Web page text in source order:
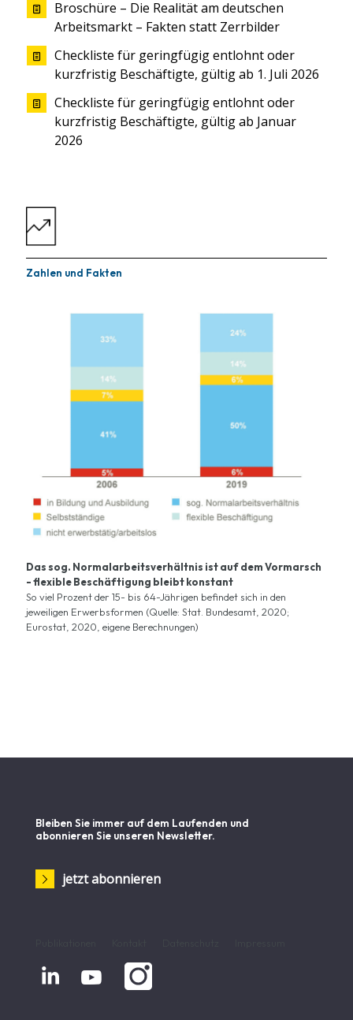
Broschüre – Die Realität am deutschen
Arbeitsmarkt – Fakten statt Zerrbilder
Checkliste für geringfügig entlohnt oder
kurzfristig Beschäftigte, gültig ab 1. Juli 2026
Checkliste für geringfügig entlohnt oder
kurzfristig Beschäftigte, gültig ab Januar
2026
Zahlen und Fakten
Das sog. Normalarbeitsverhältnis ist auf dem Vormarsch
- flexible Beschäftigung bleibt konstant
So viel Prozent der 15- bis 64-Jährigen befindet sich in den
jeweiligen Erwerbsformen (Quelle: Stat. Bundesamt, 2020;
Eurostat, 2020, eigene Berechnungen)
Bleiben Sie immer auf dem Laufenden und
abonnieren Sie unseren Newsletter.
jetzt abonnieren
 